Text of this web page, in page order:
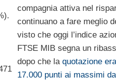
compagnia attiva nel
continuano a fare meglio
visto che oggi l’indice
FTSE MIB segna un
dopo che la quotazione
17.000 punti ai massimi